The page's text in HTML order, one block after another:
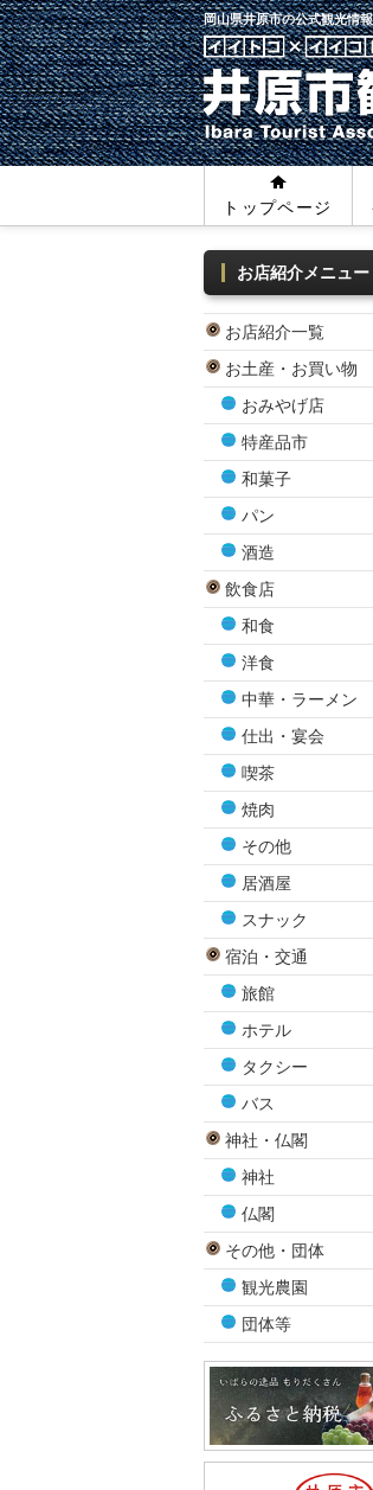
岡山県井原市の公式観光情
トップページ
お店紹介メニュー
お店紹介一覧
お土産・お買い物
おみやげ店
特産品市
和菓子
パン
酒造
飲食店
和食
洋食
中華・ラーメン
仕出・宴会
喫茶
焼肉
その他
居酒屋
スナック
宿泊・交通
旅館
ホテル
タクシー
バス
神社・仏閣
神社
仏閣
その他・団体
観光農園
団体等